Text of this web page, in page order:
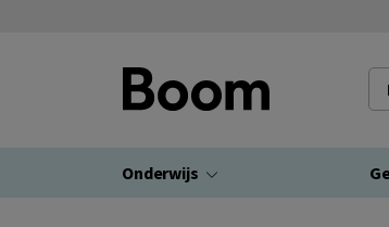
Onderwijs